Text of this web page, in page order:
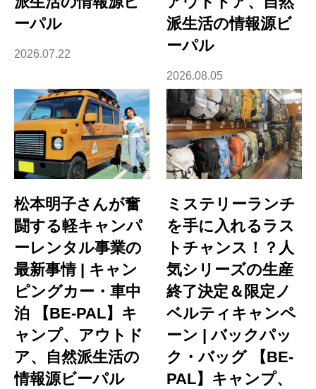
ーパル
2026.07.22
派生活の情報源ビ
ーパル
2026.08.05
松本明子さんが奮
闘する軽キャンパ
ーレンタル事業の
最新事情 | キャン
ピングカー・車中
泊 【BE-PAL】キ
ャンプ、アウトド
ア、自然派生活の
情報源ビーパル
ミステリーランチ
を手に入れるラス
トチャンス！？人
気シリーズの生産
終了決定＆限定ノ
ベルティキャンペ
ーン | バックパッ
ク・バッグ 【BE-
PAL】キャンプ、